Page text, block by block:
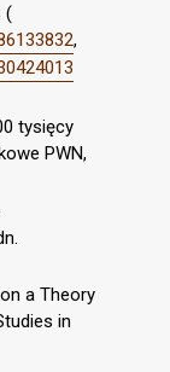
(
,
tysięcy
PWN,
a Theory
in